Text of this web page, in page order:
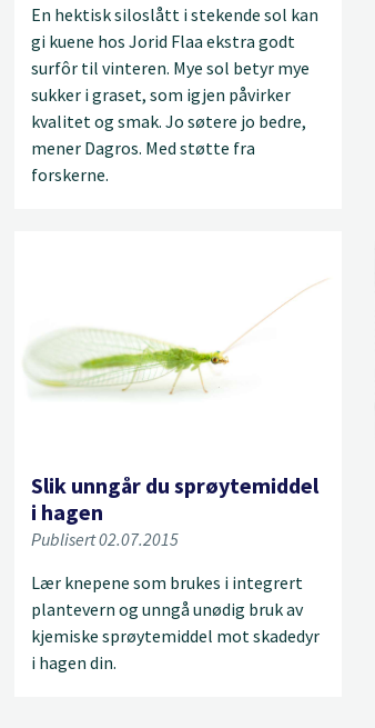
En hektisk siloslått i stekende sol kan
gi kuene hos Jorid Flaa ekstra godt
surfôr til vinteren. Mye sol betyr mye
sukker i graset, som igjen påvirker
kvalitet og smak. Jo søtere jo bedre,
mener Dagros. Med støtte fra
forskerne.
Slik unngår du sprøytemiddel
i hagen
Publisert 02.07.2015
Lær knepene som brukes i integrert
plantevern og unngå unødig bruk av
kjemiske sprøytemiddel mot skadedyr
i hagen din.